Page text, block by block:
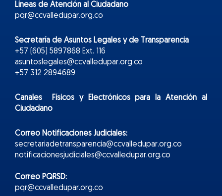
Líneas de Atención al Ciudadano
pqr@ccvalledupar.org.co
Secretaría de Asuntos Legales y de Transparencia
+57 (605) 5897868 Ext. 116
asuntoslegales@ccvalledupar.org.co
+57 312 2894689
Canales Físicos yElectrónicospara la Atención al
Ciudadano
Correo Notificaciones Judiciales:
secretariadetransparencia@ccvalledupar.org.co
notificacionesjudiciales@ccvalledupar.org.co
Correo PQRSD:
pqr@ccvalledupar.org.co